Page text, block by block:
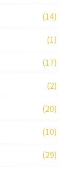
(14)
(1)
(17)
(2)
(20)
(10)
(29)